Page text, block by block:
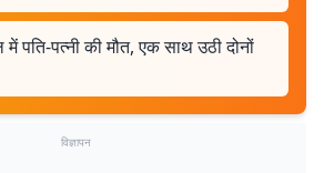
पति-पत्नी की मौत, एक साथ उठी दोनों
विज्ञापन